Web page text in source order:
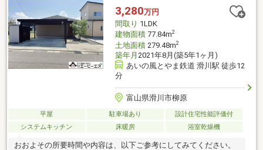
グセンターエールまで車で２分（４１３ｍ） └商業施設が充実
した暮らしやすい生活環境・滑川市役所まで車で２分（４００
ｍ） └市役所も図書館も近くて何かと便利
3,280万円
間取り 1LDK
建物面積77.84m2
土地面積279.48m2
築年月 2021年8月(築5年1ヶ月)
あいの風とやま鉄道 滑川駅 徒歩12
分
富山県滑川市柳原
平屋 駐車場あり
設計住宅性能評価付
システムキッチン
床暖房 浴室乾燥機
おおよその所要時間や内容は、以下ご参考にしてみてください。